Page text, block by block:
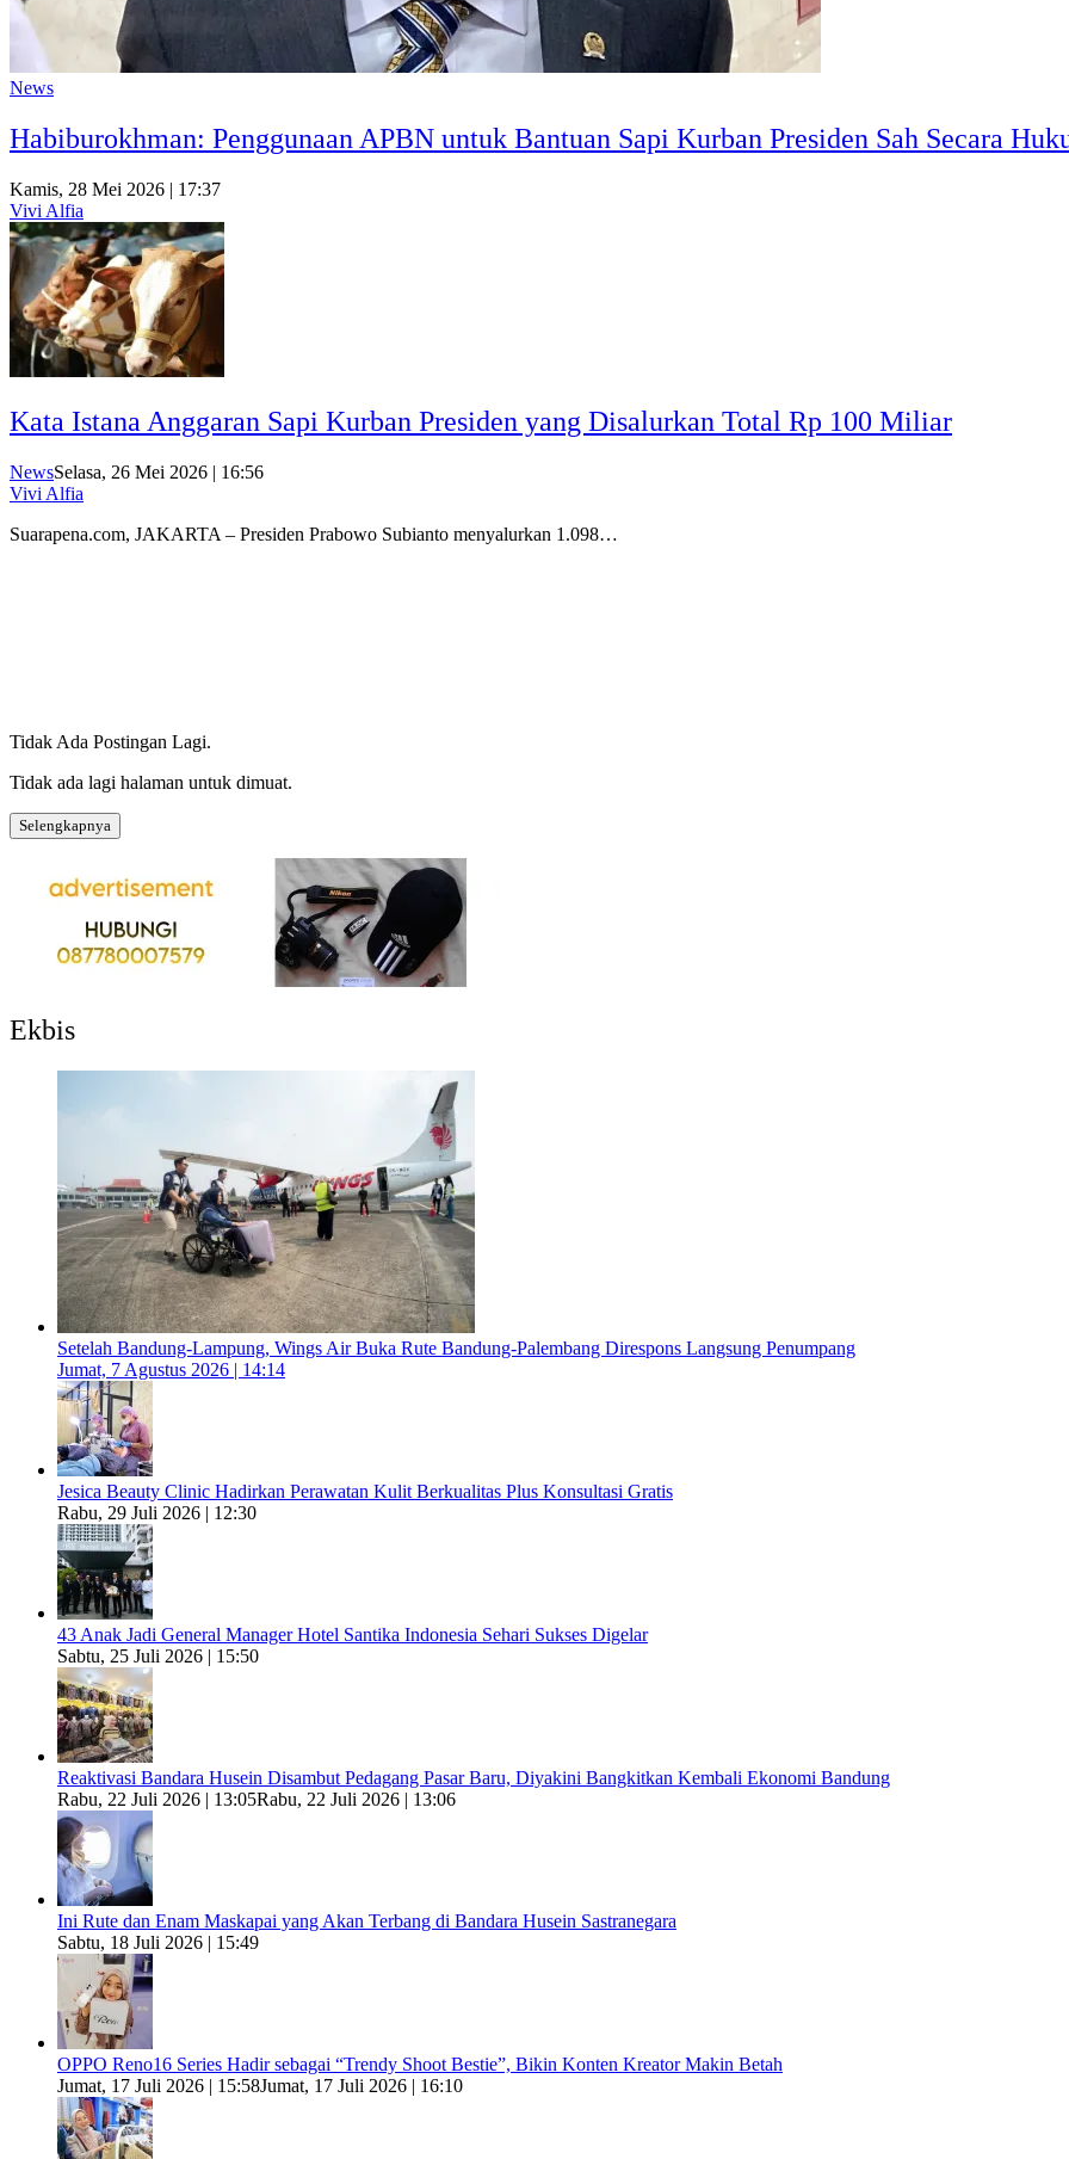
News
Habiburokhman: Penggunaan APBN untuk Bantuan Sapi Kurban Presiden Sah Secara
Kamis, 28 Mei 2026 | 17:37
Vivi Alfia
Kata Istana Anggaran Sapi Kurban Presiden yang Disalurkan Total Rp 100 Miliar
NewsSelasa, 26 Mei 2026 | 16:56
Vivi Alfia
Suarapena.com, JAKARTA – Presiden Prabowo Subianto menyalurkan 1.098…
Tidak Ada Postingan Lagi.
Tidak ada lagi halaman untuk dimuat.
Selengkapnya
Ekbis
Setelah Bandung-Lampung, Wings Air Buka Rute Bandung-Palembang Direspons Langsung Penumpang
Jumat, 7 Agustus 2026 | 14:14
Jesica Beauty Clinic Hadirkan Perawatan Kulit Berkualitas Plus Konsultasi Gratis
Rabu, 29 Juli 2026 | 12:30
43 Anak Jadi General Manager Hotel Santika Indonesia Sehari Sukses Digelar
Sabtu, 25 Juli 2026 | 15:50
Reaktivasi Bandara Husein Disambut Pedagang Pasar Baru, Diyakini Bangkitkan Kembali Ekonomi Bandung
Rabu, 22 Juli 2026 | 13:05Rabu, 22 Juli 2026 | 13:06
Ini Rute dan Enam Maskapai yang Akan Terbang di Bandara Husein Sastranegara
Sabtu, 18 Juli 2026 | 15:49
OPPO Reno16 Series Hadir sebagai “Trendy Shoot Bestie”, Bikin Konten Kreator Makin Betah
Jumat, 17 Juli 2026 | 15:58Jumat, 17 Juli 2026 | 16:10